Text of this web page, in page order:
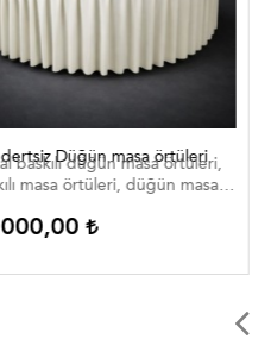
Düğün masa örtüleri
baskılı düğün masa örtüleri,
masa örtüleri, düğün masa
masa ortuleri